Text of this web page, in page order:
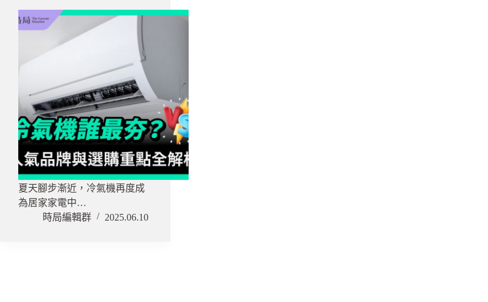
夏天腳步漸近，冷氣機再度成
為居家家電中…
時局編輯群
2025.06.10